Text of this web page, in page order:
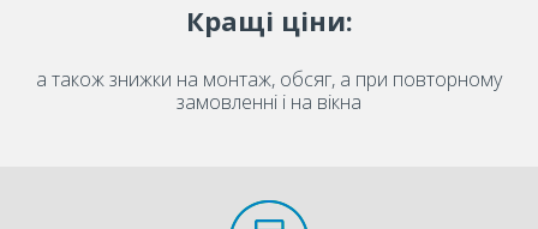
Кращі ціни:
а також знижки на монтаж, обсяг, а при повторному
замовленні і на вікна